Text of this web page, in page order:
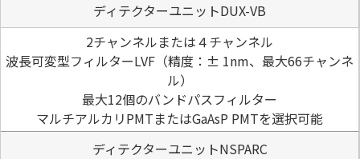
ディテクターユニットDUX-VB
2チャンネルまたは４チャンネル
波長可変型フィルターLVF（精度：± 1nm、最大66チャンネ
ル）
最大12個のバンドパスフィルター
マルチアルカリPMTまたはGaAsP PMTを選択可能
ディテクターユニットNSPARC